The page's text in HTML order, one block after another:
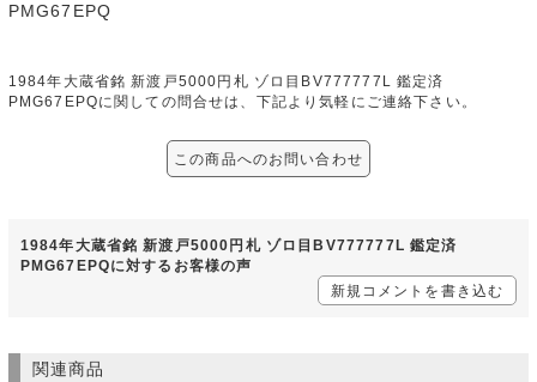
PMG67EPQ
1984年大蔵省銘 新渡戸5000円札 ゾロ目BV777777L 鑑定済
PMG67EPQに関しての問合せは、下記より気軽にご連絡下さい。
この商品へのお問い合わせ
1984年大蔵省銘 新渡戸5000円札 ゾロ目BV777777L 鑑定済
PMG67EPQに対するお客様の声
新規コメントを書き込む
関連商品